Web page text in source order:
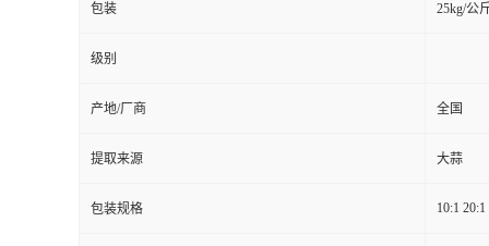
包装 25kg/公
级别
产地/厂商 全国
提取来源 大蒜
包装规格 10:1 20:1